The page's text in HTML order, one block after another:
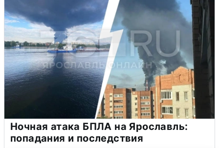
Ночная атака БПЛА на Ярославль:
попадания и последствия